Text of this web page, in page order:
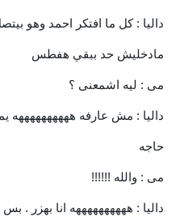
داليا : كل ما افتكر احمد وهو
مادخليش حد ببقي هفطس
مى : ليه اشمعنى ؟
داليا : مش عارفه ههههههههههه
حاجه
مى : والله !!!!!!
داليا : ههههههههههه انا بهزر .